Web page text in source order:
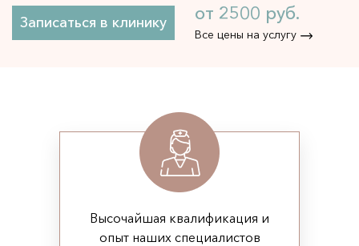
ТСА-пилинг
Атравматическая чистка лица
Ультразвуковая чистка лица
SMAS-лифтинг
Записаться в клинику от 2500 руб.
Все цены на услугу
Высочайшая квалификация и
опыт наших специалистов